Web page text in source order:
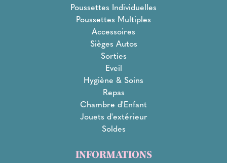
Poussettes Individuelles
Poussettes Multiples
Accessoires
Sièges Autos
Sorties
Eveil
Hygiène & Soins
Repas
Chambre d'Enfant
Jouets d'extérieur
Soldes
INFORMATIONS